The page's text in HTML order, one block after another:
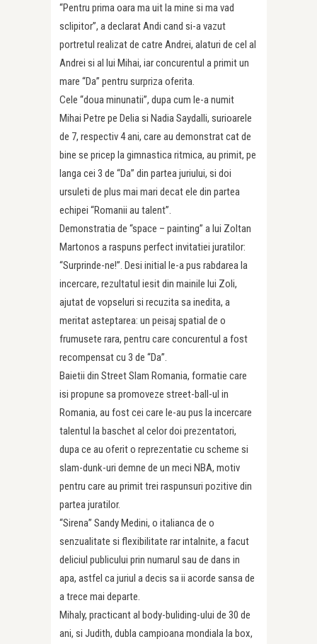
“Pentru prima oara ma uit la mine si ma vad
sclipitor”, a declarat Andi cand si-a vazut
portretul realizat de catre Andrei, alaturi de cel al
Andrei si al lui Mihai, iar concurentul a primit un
mare “Da” pentru surpriza oferita.
Cele “doua minunatii”, dupa cum le-a numit
Mihai Petre pe Delia si Nadia Saydalli, surioarele
de 7, respectiv 4 ani, care au demonstrat cat de
bine se pricep la gimnastica ritmica, au primit, pe
langa cei 3 de “Da” din partea juriului, si doi
ursuleti de plus mai mari decat ele din partea
echipei “Romanii au talent”.
Demonstratia de “space – painting” a lui Zoltan
Martonos a raspuns perfect invitatiei juratilor:
“Surprinde-ne!”. Desi initial le-a pus rabdarea la
incercare, rezultatul iesit din mainile lui Zoli,
ajutat de vopseluri si recuzita sa inedita, a
meritat asteptarea: un peisaj spatial de o
frumusete rara, pentru care concurentul a fost
recompensat cu 3 de “Da”.
Baietii din Street Slam Romania, formatie care
isi propune sa promoveze street-ball-ul in
Romania, au fost cei care le-au pus la incercare
talentul la baschet al celor doi prezentatori,
dupa ce au oferit o reprezentatie cu scheme si
slam-dunk-uri demne de un meci NBA, motiv
pentru care au primit trei raspunsuri pozitive din
partea juratilor.
“Sirena” Sandy Medini, o italianca de o
senzualitate si flexibilitate rar intalnite, a facut
deliciul publicului prin numarul sau de dans in
apa, astfel ca juriul a decis sa ii acorde sansa de
a trece mai departe.
Mihaly, practicant al body-buliding-ului de 30 de
ani, si Judith, dubla campioana mondiala la box,